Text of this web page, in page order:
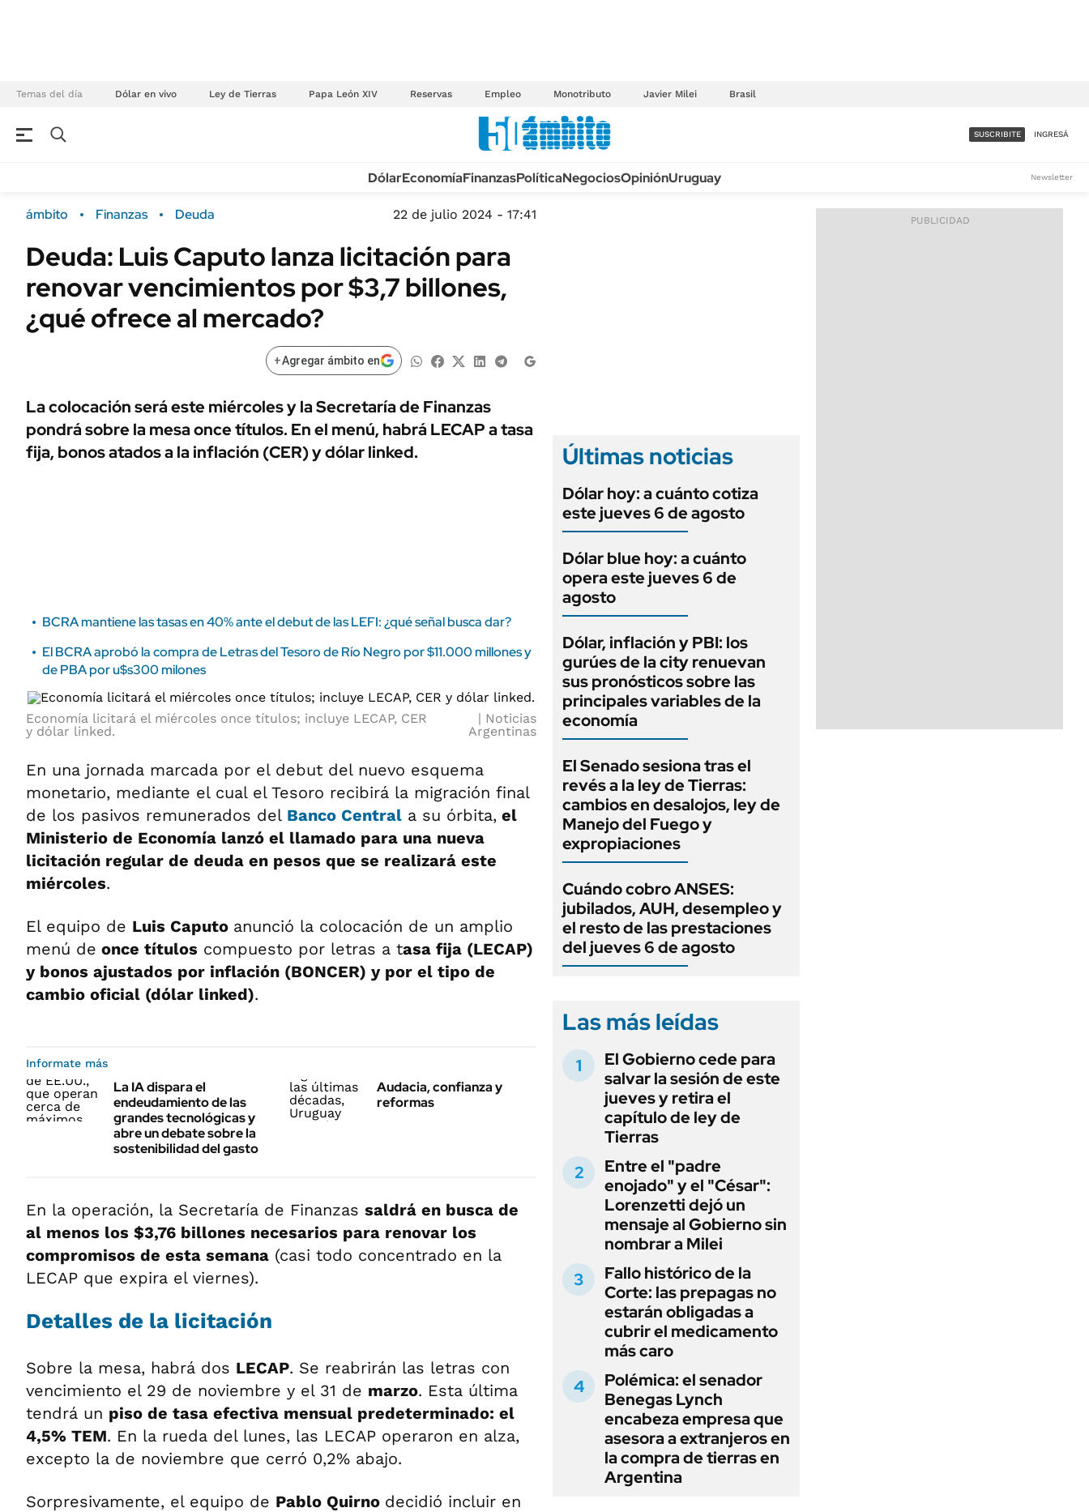
Temas del día Dólar en vivo Ley de Tierras Papa León XIV Reservas Empleo Monotributo Javier Milei Brasil
Campo
FINANZAS
Dólar
Sustentabilidad
ENERGY REPORT
POLÍTICA
URUGUAY
TECNOLOGÍA
MÉXICO
MUNDO
INFORMACIÓN GENERAL
AUTOS
ACCESO FULL - $1.800/MES
SUSCRIBITE INGRESÁ
DólarEconomíaFinanzasPolíticaNegociosOpiniónUruguay Newsletter
ámbito Finanzas Deuda 22 de julio 2024 - 17:41
Deuda: Luis Caputo lanza licitación para
renovar vencimientos por $3,7 billones,
¿qué ofrece al mercado?
+Agregar ámbito en
La colocación será este miércoles y la Secretaría de Finanzas
pondrá sobre la mesa once títulos. En el menú, habrá LECAP a tasa
fija, bonos atados a la inflación (CER) y dólar linked.
BCRA mantiene las tasas en 40% ante el debut de las LEFI: ¿qué señal busca dar?
El BCRA aprobó la compra de Letras del Tesoro de Río Negro por $11.000 millones y
de PBA por u$s300 milones
Economía licitará el miércoles once títulos; incluye LECAP, CER
y dólar linked.
Noticias
Argentinas
En una jornada marcada por el debut del nuevo esquema
monetario, mediante el cual el Tesoro recibirá la migración final
de los pasivos remunerados del Banco Central a su órbita, el
Ministerio de Economía lanzó el llamado para una nueva
licitación regular de deuda en pesos que se realizará este
miércoles.
El equipo de Luis Caputo anunció la colocación de un amplio
menú de once títulos compuesto por letras a tasa fija (LECAP)
y bonos ajustados por inflación (BONCER) y por el tipo de
cambio oficial (dólar linked).
Informate más
La IA dispara el
endeudamiento de las
grandes tecnológicas y
abre un debate sobre la
sostenibilidad del gasto
Audacia, confianza y
reformas
En la operación, la Secretaría de Finanzas saldrá en busca de
al menos los $3,76 billones necesarios para renovar los
compromisos de esta semana (casi todo concentrado en la
LECAP que expira el viernes).
Detalles de la licitación
Sobre la mesa, habrá dos LECAP. Se reabrirán las letras con
vencimiento el 29 de noviembre y el 31 de marzo. Esta última
tendrá un piso de tasa efectiva mensual predeterminado: el
4,5% TEM. En la rueda del lunes, las LECAP operaron en alza,
excepto la de noviembre que cerró 0,2% abajo.
Sorpresivamente, el equipo de Pablo Quirno decidió incluir en
Últimas noticias
Dólar hoy: a cuánto cotiza
este jueves 6 de agosto
Dólar blue hoy: a cuánto
opera este jueves 6 de
agosto
Dólar, inflación y PBI: los
gurúes de la city renuevan
sus pronósticos sobre las
principales variables de la
economía
El Senado sesiona tras el
revés a la ley de Tierras:
cambios en desalojos, ley de
Manejo del Fuego y
expropiaciones
Cuándo cobro ANSES:
jubilados, AUH, desempleo y
el resto de las prestaciones
del jueves 6 de agosto
Las más leídas
El Gobierno cede para
salvar la sesión de este
jueves y retira el
capítulo de ley de
Tierras
Entre el "padre
enojado" y el "César":
Lorenzetti dejó un
mensaje al Gobierno sin
nombrar a Milei
Fallo histórico de la
Corte: las prepagas no
estarán obligadas a
cubrir el medicamento
más caro
Polémica: el senador
Benegas Lynch
encabeza empresa que
asesora a extranjeros en
la compra de tierras en
Argentina